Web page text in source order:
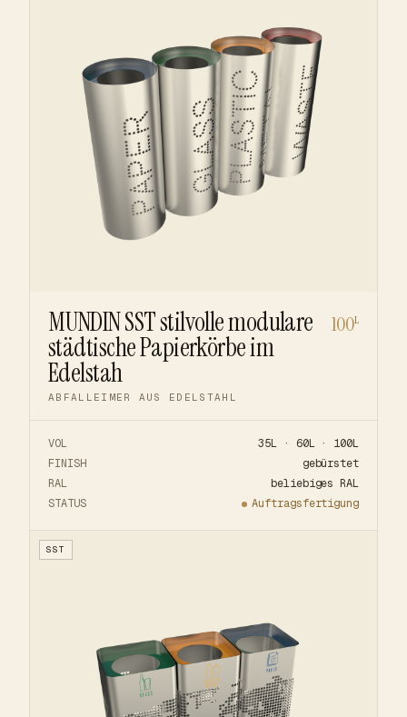
MUNDIN SST stilvolle modulare
städtische Papierkörbe im
Edelstah
ABFALLEIMER AUS EDELSTAHL
100L
VOL
35L · 60L · 100L
FINISH
gebürstet
RAL
beliebiges RAL
STATUS
Auftragsfertigung
SST